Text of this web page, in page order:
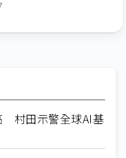
村田示警全球AI基